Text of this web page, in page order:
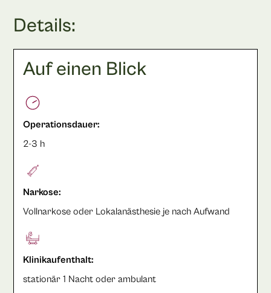
Details:
Auf einen Blick
Operationsdauer:
2-3 h
Narkose:
Vollnarkose oder Lokalanästhesie je nach Aufwand
Klinikaufenthalt:
stationär 1 Nacht oder ambulant